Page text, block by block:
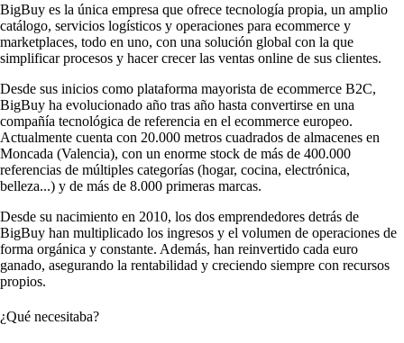
BigBuy es la única empresa que ofrece tecnología propia, un amplio
catálogo, servicios logísticos y operaciones para ecommerce y
marketplaces, todo en uno, con una solución global con la que
simplificar procesos y hacer crecer las ventas online de sus clientes.
Desde sus inicios como plataforma mayorista de ecommerce B2C,
BigBuy ha evolucionado año tras año hasta convertirse en una
compañía tecnológica de referencia en el ecommerce europeo.
Actualmente cuenta con 20.000 metros cuadrados de almacenes en
Moncada (Valencia), con un enorme stock de más de 400.000
referencias de múltiples categorías (hogar, cocina, electrónica,
belleza...) y de más de 8.000 primeras marcas.
Desde su nacimiento en 2010, los dos emprendedores detrás de
BigBuy han multiplicado los ingresos y el volumen de operaciones de
forma orgánica y constante. Además, han reinvertido cada euro
ganado, asegurando la rentabilidad y creciendo siempre con recursos
propios.
¿Qué necesitaba?